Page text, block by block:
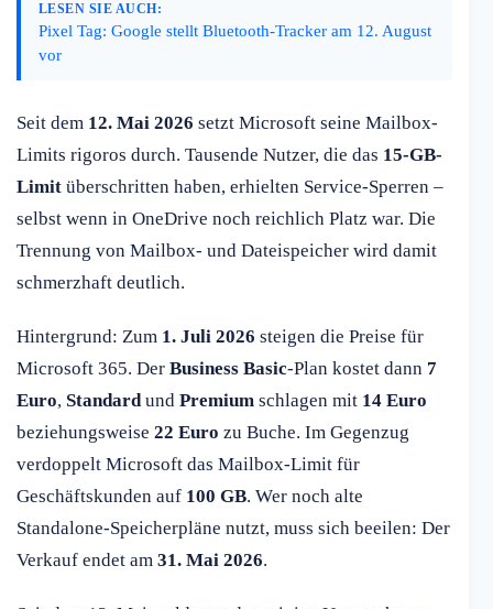
LESEN SIE AUCH:
Pixel Tag: Google stellt Bluetooth-Tracker am 12. August
vor
Seit dem 12. Mai 2026 setzt Microsoft seine Mailbox-
Limits rigoros durch. Tausende Nutzer, die das 15-GB-
Limit überschritten haben, erhielten Service-Sperren –
selbst wenn in OneDrive noch reichlich Platz war. Die
Trennung von Mailbox- und Dateispeicher wird damit
schmerzhaft deutlich.
Hintergrund: Zum 1. Juli 2026 steigen die Preise für
Microsoft 365. Der Business Basic-Plan kostet dann 7
Euro, Standardund Premium schlagen mit 14 Euro
beziehungsweise 22 Euro zu Buche. Im Gegenzug
verdoppelt Microsoft das Mailbox-Limit für
Geschäftskunden auf 100 GB. Wer noch alte
Standalone-Speicherpläne nutzt, muss sich beeilen: Der
Verkauf endet am 31. Mai 2026.